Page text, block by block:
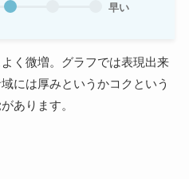
早い
く微増。グラフでは表現出来
には厚みというかコクという
あります。